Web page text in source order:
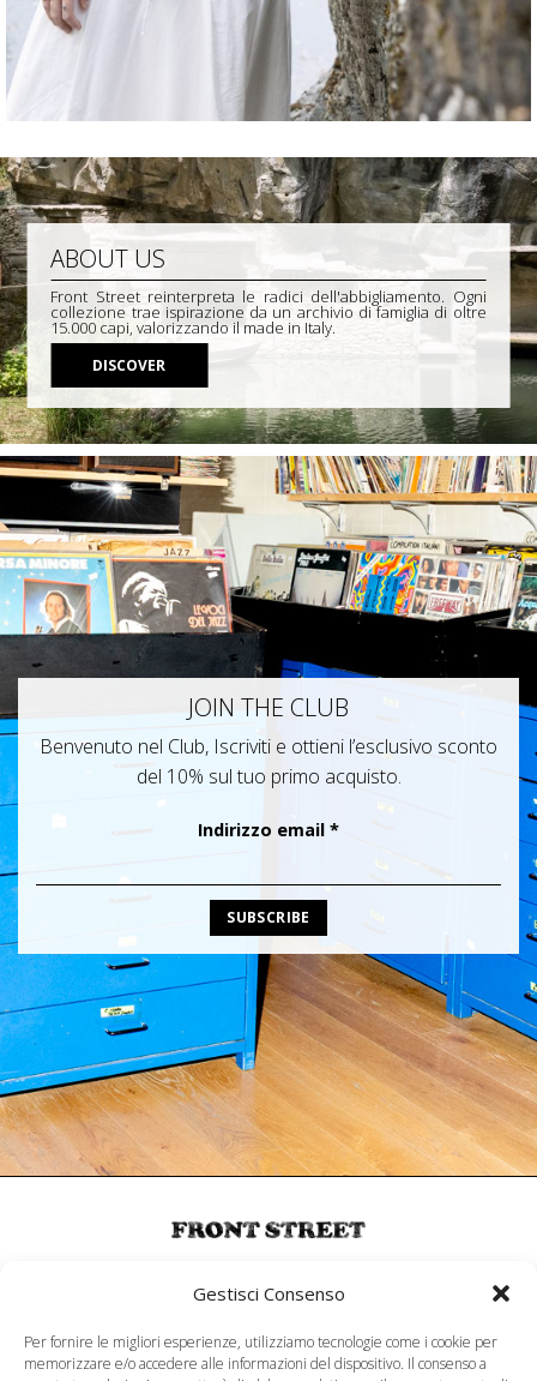
Gestisci Consenso
Per fornire le migliori esperienze, utilizziamo tecnologie come i cookie per
memorizzare e/o accedere alle informazioni del dispositivo. Il consenso a
ABOUT US
Front Street reinterpreta le radici dell'abbigliamento. Ogni
collezione trae ispirazione da un archivio di famiglia di oltre
15.000 capi, valorizzando il made in Italy.
DISCOVER
JOIN THE CLUB
Benvenuto nel Club, Iscriviti e ottieni l’esclusivo sconto
del 10% sul tuo primo acquisto.
Indirizzo email *
MENU